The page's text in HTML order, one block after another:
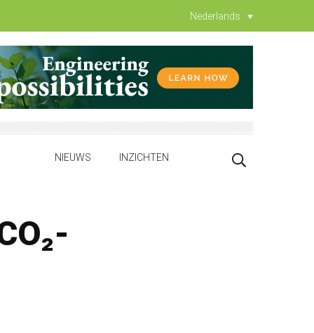
Nederlands
NIEUWS INZICHTEN